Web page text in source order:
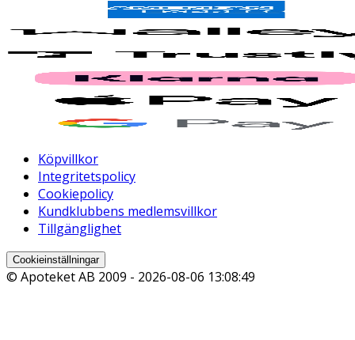
Köpvillkor
Integritetspolicy
Cookiepolicy
Kundklubbens medlemsvillkor
Tillgänglighet
Cookieinställningar
© Apoteket AB 2009 - 2026-08-06 13:08:49